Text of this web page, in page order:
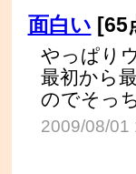
面白い [65
やっぱり
最初から
のでそっ
2009/08/01